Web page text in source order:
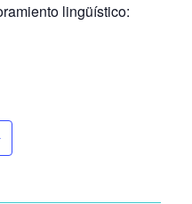
lingüístico: